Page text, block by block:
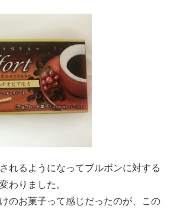
れるようになってブルボンに対する
わりました。
のお菓子って感じだったのが、この